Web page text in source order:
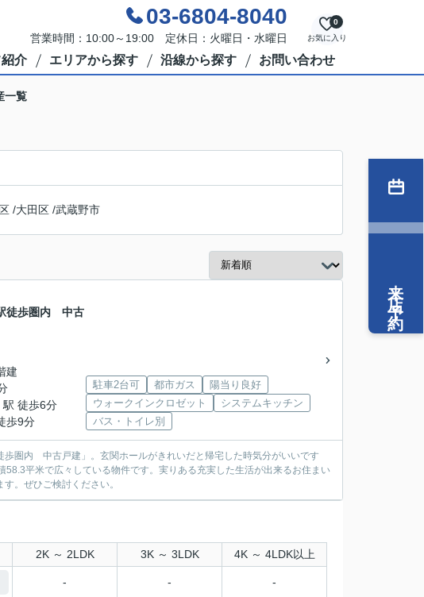
03-6804-8040
営業時間：10:00～19:00 定休日：火曜日・水曜日 お気に入り
0
介 エリアから探す 沿線から探す お問い合わせ
一覧
/大田区 /武蔵野市
徒歩圏内 中古
建
駅 徒歩6分
歩9分
駐車2台可 都市ガス
陽当り良好
ウォークインクロゼット
システムキッチン
バス・トイレ別
圏内 中古戸建」。玄関ホールがきれいだと帰宅した時気分がいいです
平米で広々している物件です。実りある充実した生活が出来るお住まい
。ぜひご検討ください。
2K ～ 2LDK 3K ～ 3LDK 4K ～ 4LDK以上
- - -
来店予約